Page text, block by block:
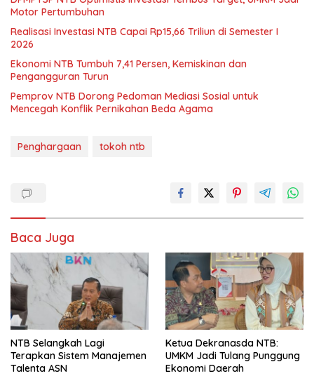
Motor Pertumbuhan
Realisasi Investasi NTB Capai Rp15,66 Triliun di Semester I
2026
Ekonomi NTB Tumbuh 7,41 Persen, Kemiskinan dan
Pengangguran Turun
Pemprov NTB Dorong Pedoman Mediasi Sosial untuk
Mencegah Konflik Pernikahan Beda Agama
Penghargaan tokoh ntb
Baca Juga
NTB Selangkah Lagi
Terapkan Sistem Manajemen
Talenta ASN
Ketua Dekranasda NTB:
UMKM Jadi Tulang Punggung
Ekonomi Daerah